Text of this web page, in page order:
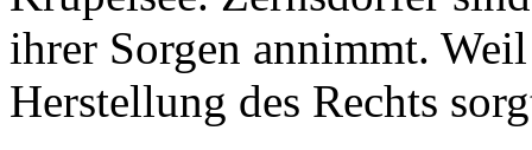
ihrer Sorgen annimmt.
Herstellung des Rechts